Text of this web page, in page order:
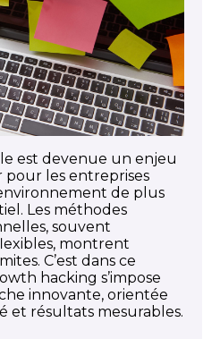
est devenue un enjeu
les entreprises
de plus
Les méthodes
souvent
montrent
C’est dans ce
hacking s’impose
innovante, orientée
et résultats mesurables.